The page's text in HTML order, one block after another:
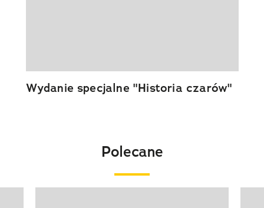
Wydanie specjalne "Historia czarów"
Polecane